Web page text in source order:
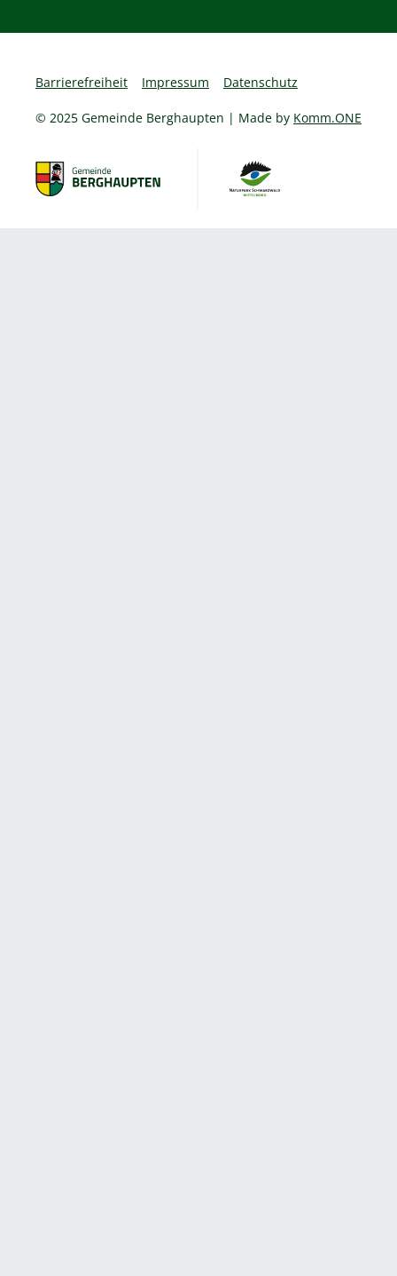
Barrierefreiheit Impressum Datenschutz
© 2025 Gemeinde Berghaupten | Made by Komm.ONE